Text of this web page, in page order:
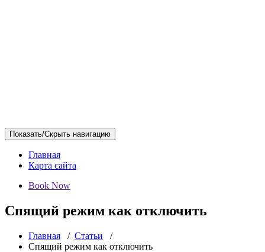
Показать/Скрыть навигацию
Главная
Карта сайта
Book Now
Спящий режим как отключить
Главная / Статьи /
Спящий режим как отключить